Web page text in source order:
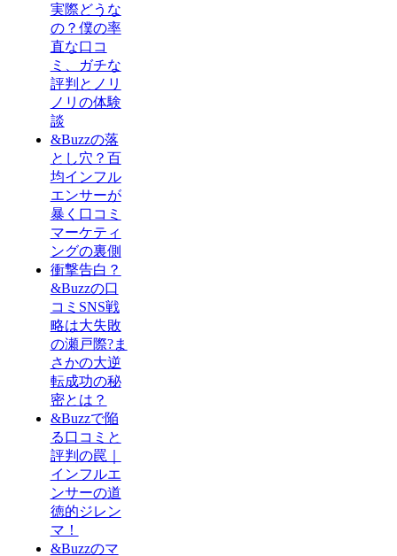
実際どうな
の？僕の率
直な口コ
ミ、ガチな
評判とノリ
ノリの体験
談
&Buzzの落
とし穴？百
均インフル
エンサーが
暴く口コミ
マーケティ
ングの裏側
衝撃告白？
&Buzzの口
コミSNS戦
略は大失敗
の瀬戸際?ま
さかの大逆
転成功の秘
密とは？
&Buzzで陥
る口コミと
評判の罠｜
インフルエ
ンサーの道
徳的ジレン
マ！
&Buzzのマ